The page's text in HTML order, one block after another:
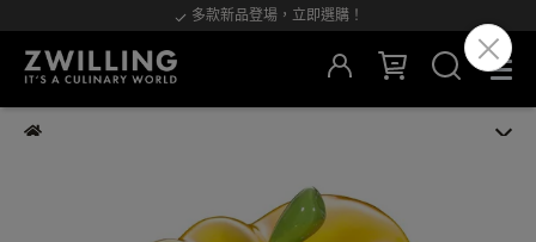
多款新品登場，立即選購！